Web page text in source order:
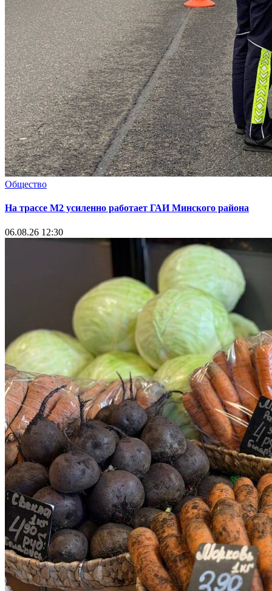
Общество
На трассе М2 усиленно работает ГАИ Минского района
06.08.26 12:30